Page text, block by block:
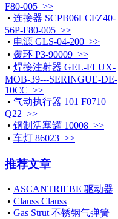
F80-005 >>
• 连接器 SCPB06LCFZ40-
56P-F80-005 >>
• 电源 GLS-04-200 >>
• 覆环 P3-90009 >>
• 焊接注射器 GEL-FLUX-
MOB-39---SERINGUE-DE-
10CC >>
• 气动执行器 101 F0710
Q22 >>
• 钢制活塞罐 10008 >>
• 车灯 86023 >>
推荐文章
• ASCANTRIEBE 驱动器
• Clauss Clauss
• Gas Strut 不锈钢气弹簧